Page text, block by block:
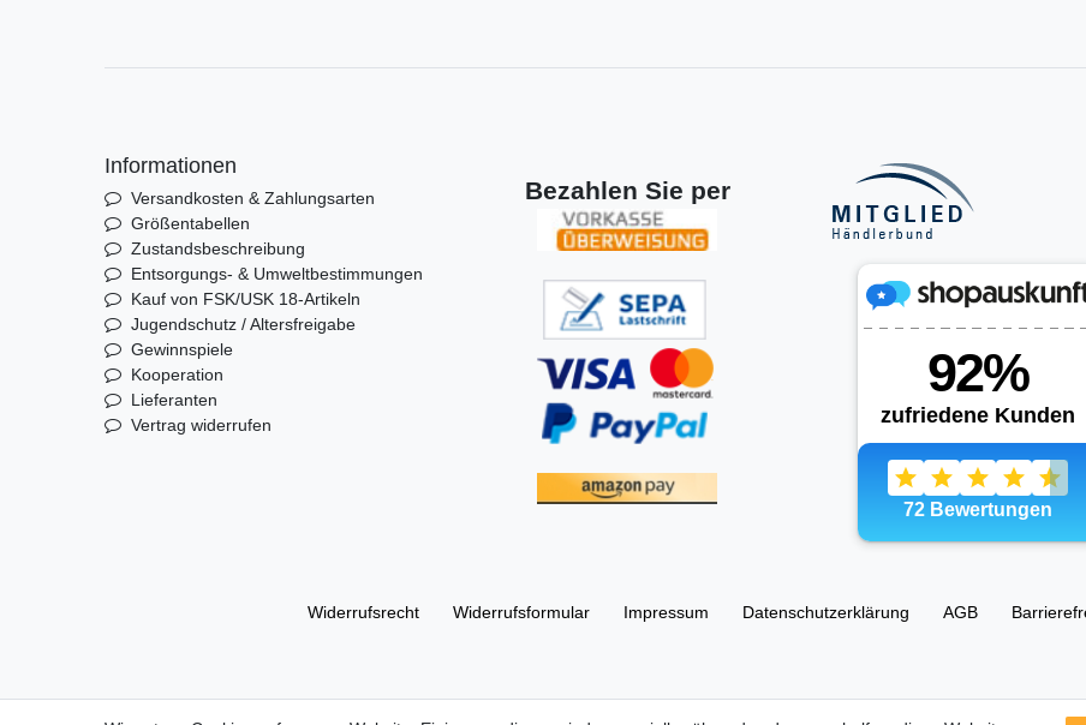
Informationen
Versandkosten & Zahlungsarten
Größentabellen
Zustandsbeschreibung
Entsorgungs- & Umweltbestimmungen
Kauf von FSK/USK 18-Artikeln
Jugendschutz / Altersfreigabe
Gewinnspiele
Kooperation
Lieferanten
Vertrag widerrufen
Bezahlen Sie per
Widerrufs­recht Widerrufs­formular Impressum Daten­schutz­erklärung AGB